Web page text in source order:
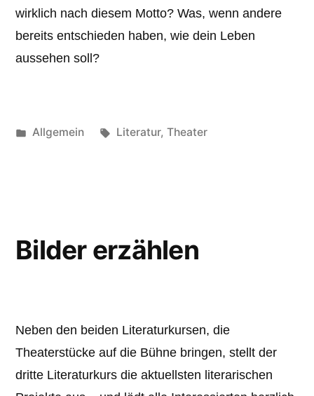
wirklich nach diesem Motto? Was, wenn andere
bereits entschieden haben, wie dein Leben
aussehen soll?
Veröffentlicht
Allgemein Schlagwörter:
Literatur, Theater
Bilder erzählen
Neben den beiden Literaturkursen, die
Theaterstücke auf die Bühne bringen, stellt der
dritte Literaturkurs die aktuellsten literarischen